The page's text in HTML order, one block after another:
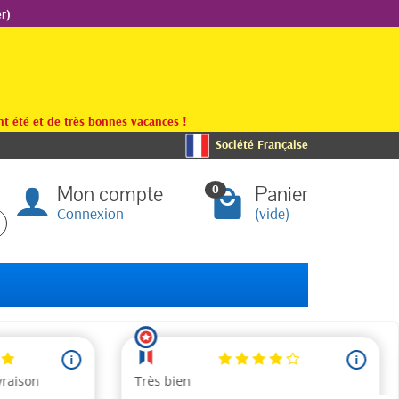
été et de très bonnes vacances !
Société Française
Mon compte
Connexion
0 Panier
(vide)